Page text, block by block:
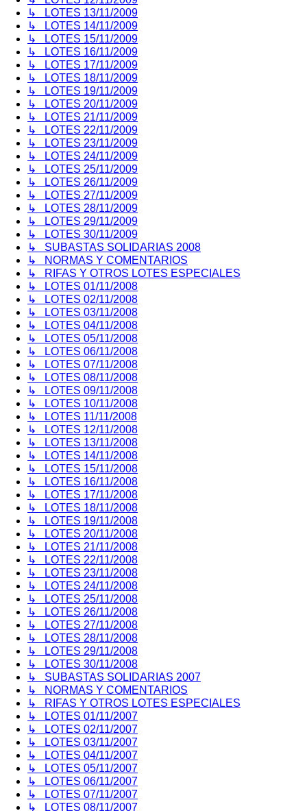
↳ LOTES 13/11/2009
↳ LOTES 14/11/2009
↳ LOTES 15/11/2009
↳ LOTES 16/11/2009
↳ LOTES 17/11/2009
↳ LOTES 18/11/2009
↳ LOTES 19/11/2009
↳ LOTES 20/11/2009
↳ LOTES 21/11/2009
↳ LOTES 22/11/2009
↳ LOTES 23/11/2009
↳ LOTES 24/11/2009
↳ LOTES 25/11/2009
↳ LOTES 26/11/2009
↳ LOTES 27/11/2009
↳ LOTES 28/11/2009
↳ LOTES 29/11/2009
↳ LOTES 30/11/2009
↳ SUBASTAS SOLIDARIAS 2008
↳ NORMAS Y COMENTARIOS
↳ RIFAS Y OTROS LOTES ESPECIALES
↳ LOTES 01/11/2008
↳ LOTES 02/11/2008
↳ LOTES 03/11/2008
↳ LOTES 04/11/2008
↳ LOTES 05/11/2008
↳ LOTES 06/11/2008
↳ LOTES 07/11/2008
↳ LOTES 08/11/2008
↳ LOTES 09/11/2008
↳ LOTES 10/11/2008
↳ LOTES 11/11/2008
↳ LOTES 12/11/2008
↳ LOTES 13/11/2008
↳ LOTES 14/11/2008
↳ LOTES 15/11/2008
↳ LOTES 16/11/2008
↳ LOTES 17/11/2008
↳ LOTES 18/11/2008
↳ LOTES 19/11/2008
↳ LOTES 20/11/2008
↳ LOTES 21/11/2008
↳ LOTES 22/11/2008
↳ LOTES 23/11/2008
↳ LOTES 24/11/2008
↳ LOTES 25/11/2008
↳ LOTES 26/11/2008
↳ LOTES 27/11/2008
↳ LOTES 28/11/2008
↳ LOTES 29/11/2008
↳ LOTES 30/11/2008
↳ SUBASTAS SOLIDARIAS 2007
↳ NORMAS Y COMENTARIOS
↳ RIFAS Y OTROS LOTES ESPECIALES
↳ LOTES 01/11/2007
↳ LOTES 02/11/2007
↳ LOTES 03/11/2007
↳ LOTES 04/11/2007
↳ LOTES 05/11/2007
↳ LOTES 06/11/2007
↳ LOTES 07/11/2007
↳ LOTES 08/11/2007